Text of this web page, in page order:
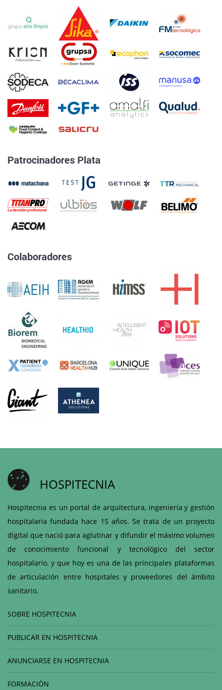
Patrocinadores Plata
Colaboradores
HOSPITECNIA
Hospitecnia es un portal de arquitectura, ingeniería y gestión
hospitalaria fundada hace 15 años. Se trata de un proyecto
digital que nació para aglutinar y difundir el máximo volumen
de conocimiento funcional y tecnológico del sector
hospitalario, y que hoy es una de las principales plataformas
de articulación entre hospitales y proveedores del ámbito
sanitario.
SOBRE HOSPITECNIA
PUBLICAR EN HOSPITECNIA
ANUNCIARSE EN HOSPITECNIA
FORMACIÓN